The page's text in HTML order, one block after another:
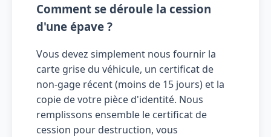
Comment se déroule la cession
d'une épave ?
Vous devez simplement nous fournir la
carte grise du véhicule, un certificat de
non-gage récent (moins de 15 jours) et la
copie de votre pièce d'identité. Nous
remplissons ensemble le certificat de
cession pour destruction, vous